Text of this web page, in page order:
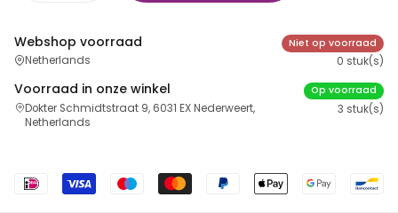
Webshop voorraad
Netherlands
Niet op voorraad
0 stuk(s)
Voorraad in onze winkel
Dokter Schmidtstraat 9, 6031 EX Nederweert,
Netherlands
Op voorraad
3 stuk(s)